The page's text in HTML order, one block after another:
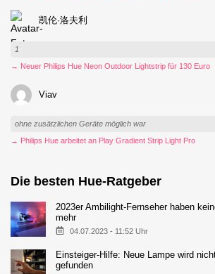
凯伦·洛夫利
1
→ Neuer Philips Hue Neon Outdoor Lightstrip für 130 Euro
Viav
ohne zusätzlichen Geräte möglich war
→ Philips Hue arbeitet an Play Gradient Strip Light Pro
Die besten Hue-Ratgeber
2023er Ambilight-Fernseher haben
mehr
04.07.2023 - 11:52 Uhr
Einsteiger-Hilfe: Neue Lampe wird
gefunden